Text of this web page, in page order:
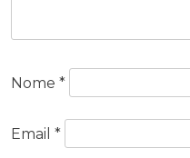
Nome *
Email *